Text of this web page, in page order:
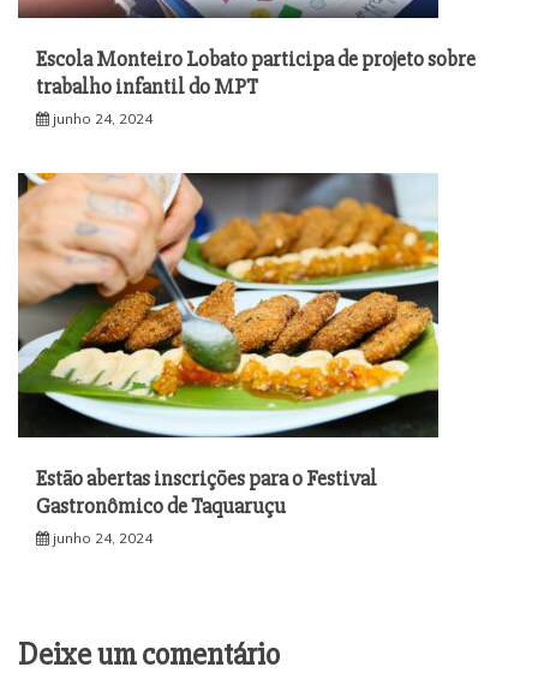
Escola Monteiro Lobato participa de projeto sobre
trabalho infantil do MPT
junho 24, 2024
Estão abertas inscrições para o Festival
Gastronômico de Taquaruçu
junho 24, 2024
Deixe um comentário